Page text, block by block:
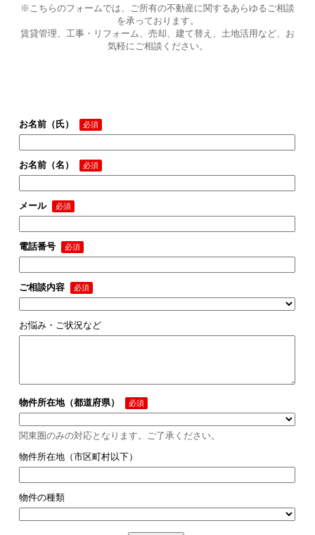
※こちらのフォームでは、ご所有の不動産に関するあらゆるご相談
を承っております。
賃貸管理、工事・リフォーム、売却、建て替え、土地活用など、お
気軽にご相談ください。
お名前（氏）
お名前（名）
メール
電話番号
ご相談内容
お悩み・ご状況など
物件所在地（都道府県）
関東圏のみの対応となります。ご了承ください。
物件所在地（市区町村以下）
物件の種類